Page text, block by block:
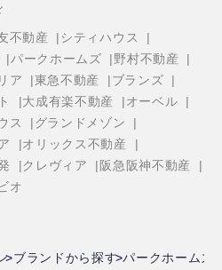
不動産
シティハウス
パークホームズ
野村不動産
ア 東急不動産
ブランズ
大成有楽不動産
オーベル
ス
グランドメゾン
オリックス不動産
クレヴィア
阪急阪神不動産
オ
ブランドから探す パークホームズ